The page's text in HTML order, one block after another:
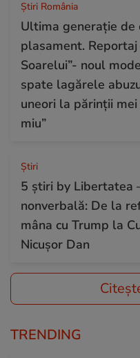
Știri România
Ultima generație de
plasament.
Soarelui”- noul
spate lagărele
uneori la părinții
miu”
Ştiri
5 știri by Libertatea
nonverbală: De la
mâna cu Trump la
Nicușor Dan
TRENDING